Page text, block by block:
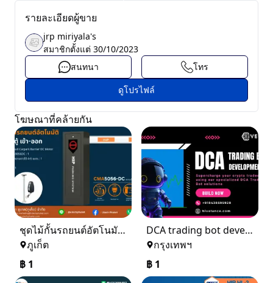
รายละเอียดผู้ขาย
jrp miriyala's
สมาชิกตั้งแต่ 30/10/2023
สนทนา
โทร
ดูโปรไฟล์
โฆษณาที่คล้ายกัน
ชุดไม้กั้นรถยนต์อัตโนมัติ 1 ตู้ เข้า - ออก
ภูเก็ต
฿ 1
DCA trading bot development
กรุงเทพฯ
฿ 1